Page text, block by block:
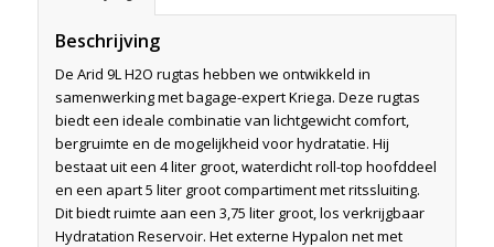
Beschrijving
De Arid 9L H2O rugtas hebben we ontwikkeld in
samenwerking met bagage-expert Kriega. Deze rugtas
biedt een ideale combinatie van lichtgewicht comfort,
bergruimte en de mogelijkheid voor hydratatie. Hij
bestaat uit een 4 liter groot, waterdicht roll-top hoofddeel
en een apart 5 liter groot compartiment met ritssluiting.
Dit biedt ruimte aan een 3,75 liter groot, los verkrijgbaar
Hydratation Reservoir. Het externe Hypalon net met